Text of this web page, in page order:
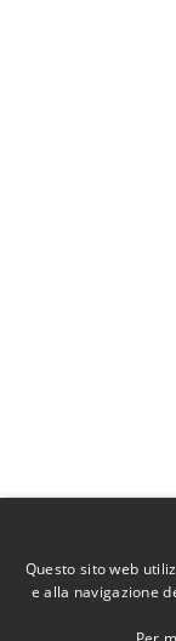
Questo sito web
e alla navigazione